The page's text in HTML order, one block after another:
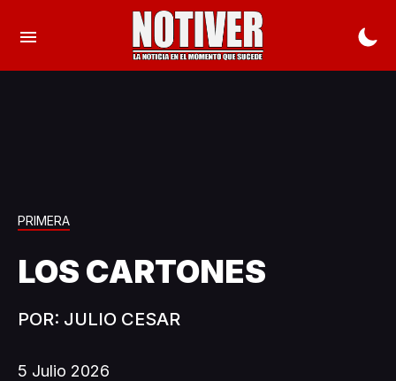
PRIMERA
LOS CARTONES
POR: JULIO CESAR
5 Julio 2026